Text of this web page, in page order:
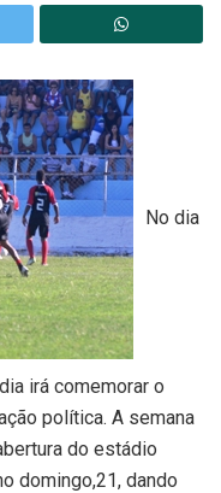
No dia
irá comemorar o
política. A semana
do estádio
domingo,21, dando